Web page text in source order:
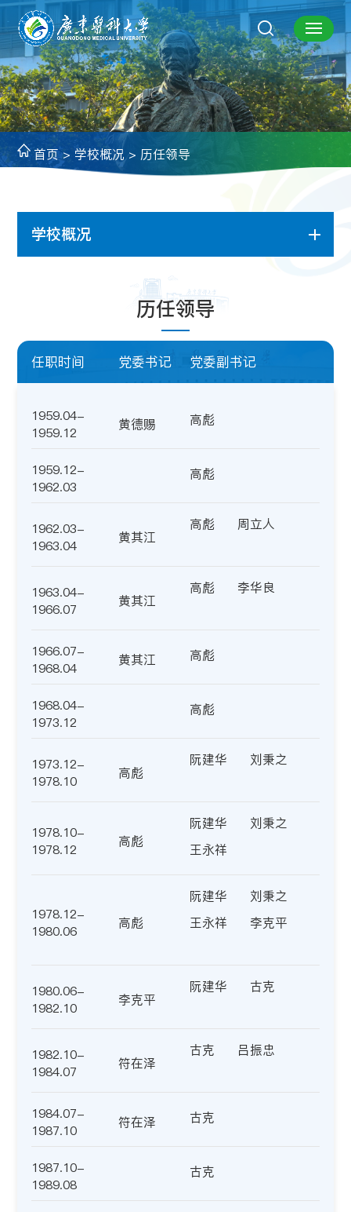
首页> 学校概况 > 历任领导
学校概况
历任领导
任职时间 党委书记 党委副书记
1959.04-
1959.12
黄德赐 高彪
1959.12-
1962.03
高彪
1962.03-
1963.04
黄其江
高彪 周立人
1963.04-
1966.07
黄其江
高彪 李华良
1966.07-
1968.04
黄其江 高彪
1968.04-
1973.12
高彪
1973.12-
1978.10
高彪
阮建华 刘秉之
1978.10-
1978.12
高彪
阮建华
刘秉之
王永祥
1978.12-
1980.06
高彪
阮建华
刘秉之
王永祥
李克平
1980.06-
1982.10
李克平
阮建华 古克
1982.10-
1984.07
符在泽
古克 吕振忠
1984.07-
1987.10
符在泽 古克
1987.10-
1989.08
古克